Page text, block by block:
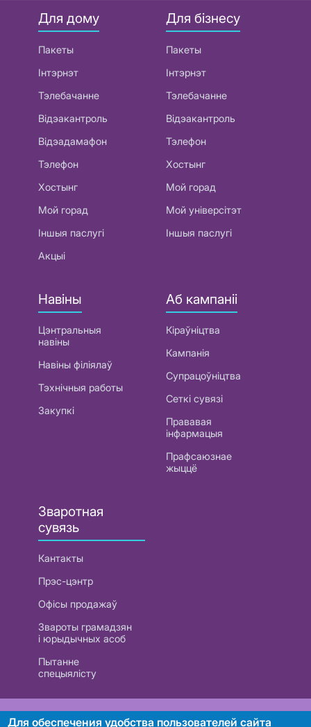
Для дому
Пакеты
Інтэрнэт
Тэлебачанне
Відэакантроль
Відэадамафон
Тэлефон
Хостынг
Мой горад
Іншыя паслугі
Акцыі
Для бізнесу
Пакеты
Інтэрнэт
Тэлебачанне
Відэакантроль
Тэлефон
Хостынг
Мой горад
Мой універсітэт
Іншыя паслугі
Навіны
Цэнтральныя
навіны
Навіны філіялаў
Тэхнічныя работы
Закупкі
Аб кампаніі
Кіраўніцтва
Кампанія
Супрацоўніцтва
Сеткі сувязі
Прававая
інфармацыя
Прафсаюзнае
жыццё
Зваротная
сувязь
Кантакты
Прэс-цэнтр
Офісы продажаў
Звароты грамадзян
і юрыдычных асоб
Пытанне
спецыялісту
РУП «Белтэлекам». УНП 101007741
Для обеспечения удобства пользователей сайта